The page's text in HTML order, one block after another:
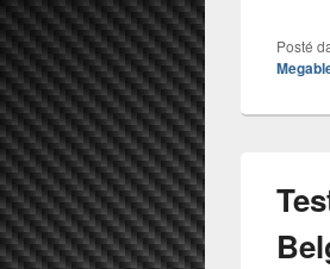
Posté